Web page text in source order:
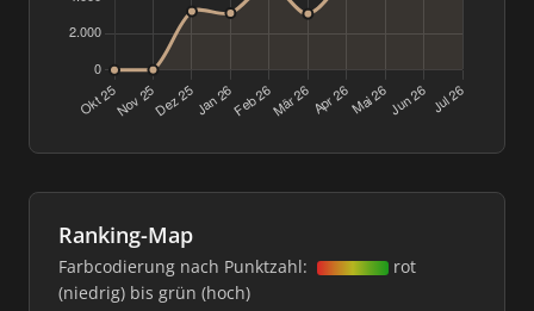
Ranking-Map
Farbcodierung nach Punktzahl:
rot
(niedrig) bis grün (hoch)